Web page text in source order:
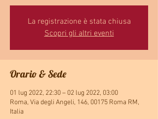
La registrazione è stata chiusa
Scopri gli altri eventi
Orario & Sede
01 lug 2022, 22:30 – 02 lug 2022, 03:00
Roma, Via degli Angeli, 146, 00175 Roma RM,
Italia